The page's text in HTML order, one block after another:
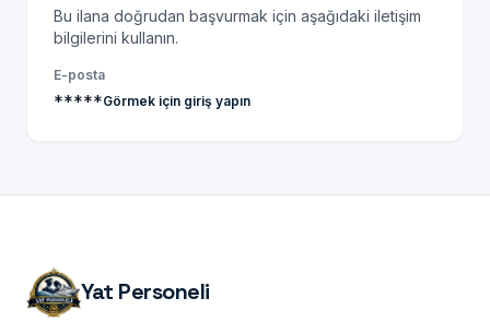
Bu ilana doğrudan başvurmak için aşağıdaki iletişim
bilgilerini kullanın.
E-posta
*****Görmek için giriş yapın
Yat Personeli